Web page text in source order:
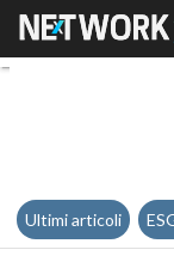
Ultimi articoli